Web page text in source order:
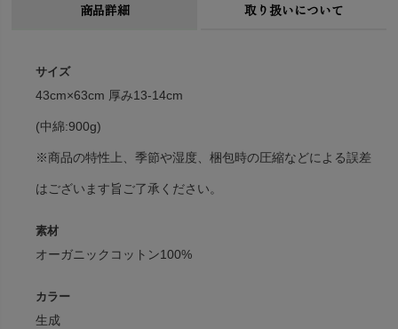
商品詳細 取り扱いについて
サイズ
43cm×63cm 厚み13-14cm
(中綿:900g)
※商品の特性上、季節や湿度、梱包時の圧縮などによる誤差
はございます旨ご了承ください。
素材
オーガニックコットン100%
カラー
生成